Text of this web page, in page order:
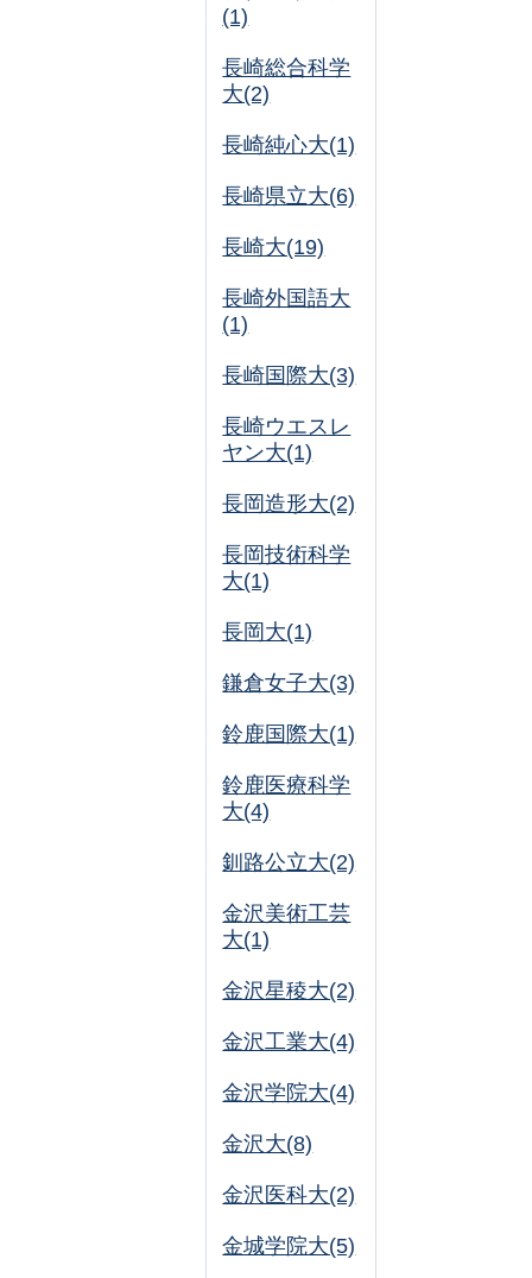
(1)
長崎総合科学
大(2)
長崎純心大(1)
長崎県立大(6)
長崎大(19)
長崎外国語大
(1)
長崎国際大(3)
長崎ウエスレ
ヤン大(1)
長岡造形大(2)
長岡技術科学
大(1)
長岡大(1)
鎌倉女子大(3)
鈴鹿国際大(1)
鈴鹿医療科学
大(4)
釧路公立大(2)
金沢美術工芸
大(1)
金沢星稜大(2)
金沢工業大(4)
金沢学院大(4)
金沢大(8)
金沢医科大(2)
金城学院大(5)